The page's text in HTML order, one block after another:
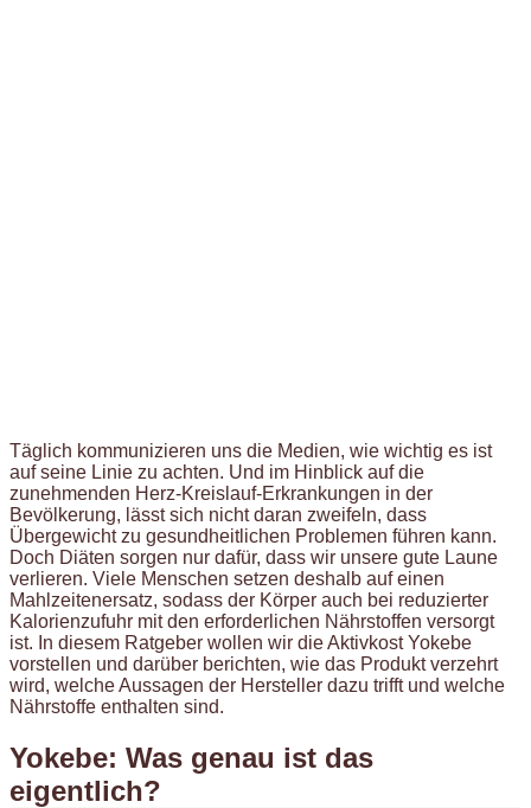
Täglich kommunizieren uns die Medien, wie wichtig es ist
auf seine Linie zu achten. Und im Hinblick auf die
zunehmenden Herz-Kreislauf-Erkrankungen in der
Bevölkerung, lässt sich nicht daran zweifeln, dass
Übergewicht zu gesundheitlichen Problemen führen kann.
Doch Diäten sorgen nur dafür, dass wir unsere gute Laune
verlieren. Viele Menschen setzen deshalb auf einen
Mahlzeitenersatz, sodass der Körper auch bei reduzierter
Kalorienzufuhr mit den erforderlichen Nährstoffen versorgt
ist. In diesem Ratgeber wollen wir die Aktivkost Yokebe
vorstellen und darüber berichten, wie das Produkt verzehrt
wird, welche Aussagen der Hersteller dazu trifft und welche
Nährstoffe enthalten sind.
Yokebe: Was genau ist das
eigentlich?